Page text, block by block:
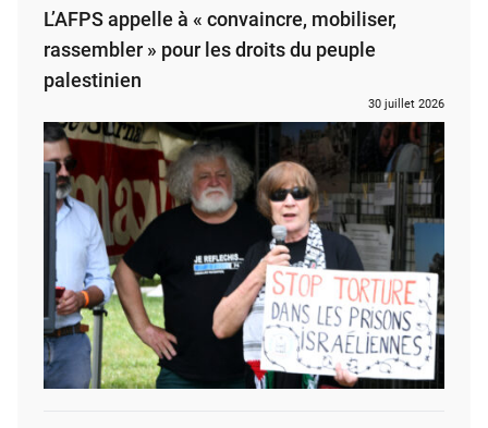
L’AFPS appelle à « convaincre, mobiliser,
rassembler » pour les droits du peuple
palestinien
30 juillet 2026